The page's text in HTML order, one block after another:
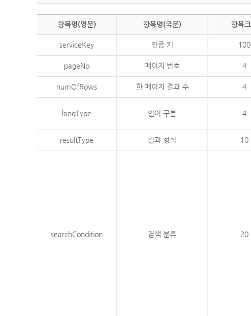
항목명(영문) 항목명(국문) 항목크
serviceKey 인증 키 100
pageNo 페이지 번호 4
numOfRows 한 페이지 결과 수 4
langType 언어 구분 4
resultType 결과 형식 10
searchCondition 검색 분류 20